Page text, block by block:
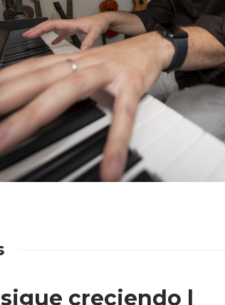
creciendo |